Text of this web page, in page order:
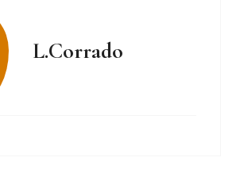
L.Corrado